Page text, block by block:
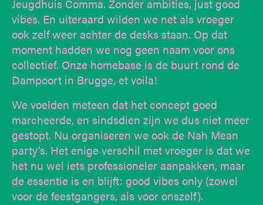
Jeugdhuis Comma. Zonder ambities, just good
vibes. En uiteraard wilden we net als vroeger
ook zelf weer achter de desks staan. Op dat
moment hadden we nog geen naam voor ons
collectief. Onze homebase is de buurt rond de
Dampoort in Brugge, et voila!
We voelden meteen dat het concept goed
marcheerde, en sindsdien zijn we dus niet meer
gestopt. Nu organiseren we ook de Nah Mean
party’s. Het enige verschil met vroeger is dat we
het nu wel iets professioneler aanpakken, maar
de essentie is en blijft: good vibes only (zowel
voor de feestgangers, als voor onszelf).